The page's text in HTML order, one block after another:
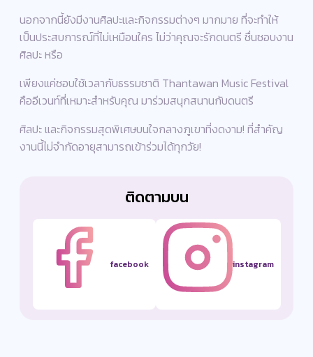
นอกจากนี้ยังมีงานศิลปะและกิจกรรมต่างๆ มากมาย ที่จะทำให้
เป็นประสบการณ์ที่ไม่เหมือนใคร ไม่ว่าคุณจะรักดนตรี ชื่นชอบงาน
ศิลปะ หรือ
เพียงแค่ชอบใช้เวลากับธรรมชาติ Thantawan Music Festival
คืออีเวนท์ที่เหมาะสำหรับคุณ มาร่วมสนุกสนานกับดนตรี
ศิลปะ และกิจกรรมสุดพิเศษบนใจกลางภูเขาที่งดงาม! ที่สำคัญ
งานนี้ไม่จำกัดอายุสามารถเข้าร่วมได้ทุกวัย!
ติดตามบน
facebook instagram